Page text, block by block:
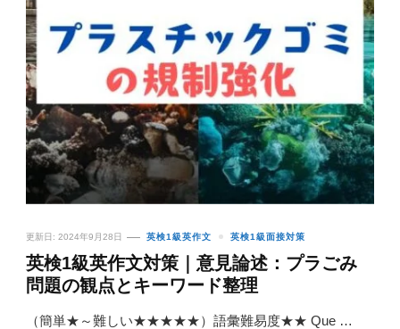
更新日: 2024年9月28日 英検1級英作文 英検1級面接対策
英検1級英作文対策｜意見論述：プラごみ
問題の観点とキーワード整理
（簡単★～難しい★★★★★）語彙難易度★★ Que …